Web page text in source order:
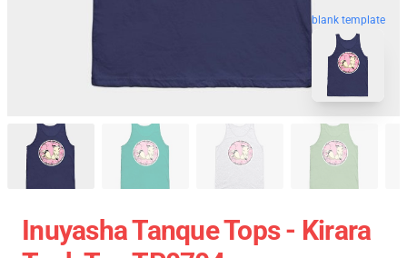
blank template
Inuyasha Tanque Tops - Kirara